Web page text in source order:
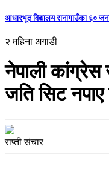
आधारभूत विद्यालय रानागाउँका ६० जना
२ महिना अगाडी
नेपाली
जति सिट
राप्ती संचार